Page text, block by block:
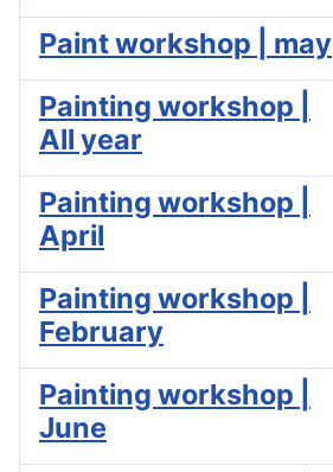
Paint workshop | may
Painting workshop |
All year
Painting workshop |
April
Painting workshop |
February
Painting workshop |
June